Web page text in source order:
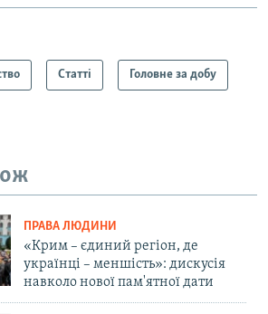
Статті Головне за добу
ПРАВА ЛЮДИНИ
«Крим – єдиний регіон, де
українці – меншість»: дискусія
навколо нової пам'ятної дати